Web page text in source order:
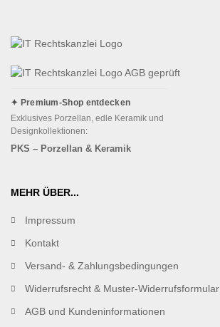
✦ Premium-Shop entdecken
Exklusives Porzellan, edle Keramik und
Designkollektionen:
PKS – Porzellan & Keramik
MEHR ÜBER...
Impressum
Kontakt
Versand- & Zahlungsbedingungen
Widerrufsrecht & Muster-Widerrufsformular
AGB und Kundeninformationen